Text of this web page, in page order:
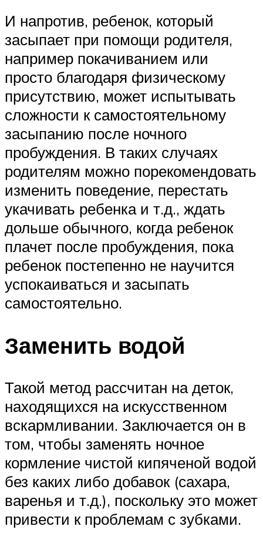
И напротив, ребенок, который
засыпает при помощи родителя,
например покачиванием или
просто благодаря физическому
присутствию, может испытывать
сложности к самостоятельному
засыпанию после ночного
пробуждения. В таких случаях
родителям можно порекомендовать
изменить поведение, перестать
укачивать ребенка и т.д., ждать
дольше обычного, когда ребенок
плачет после пробуждения, пока
ребенок постепенно не научится
успокаиваться и засыпать
самостоятельно.
Заменить водой
Такой метод рассчитан на деток,
находящихся на искусственном
вскармливании. Заключается он в
том, чтобы заменять ночное
кормление чистой кипяченой водой
без каких либо добавок (сахара,
варенья и т.д.), поскольку это может
привести к проблемам с зубками.